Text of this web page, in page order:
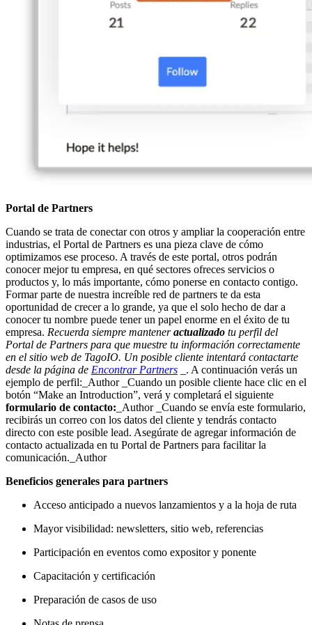
Portal de Partners
Cuando se trata de conectar con otros y ampliar la cooperación entre
industrias, el Portal de Partners es una pieza clave de cómo
optimizamos ese proceso. A través de este portal, otros podrán
conocer mejor tu empresa, en qué sectores ofreces servicios o
productos y, lo más importante, cómo ponerse en contacto contigo.
Formar parte de nuestra increíble red de partners te da esta
oportunidad de crecer a lo grande, ya que el solo hecho de dar a
conocer tu nombre puede tener un papel enorme en el éxito de tu
empresa. Recuerda siempre manteneractualizado tu perfil del
Portal de Partners para que muestre tu información correctamente
en el sitio web de TagoIO. Un posible cliente intentará contactarte
desde la página de Encontrar Partners _. A continuación verás un
ejemplo de perfil:_Author _Cuando un posible cliente hace clic en el
botón “Make an Introduction”, verá y completará el siguiente
formulario de contacto: _Author _Cuando se envía este formulario,
recibirás un correo con los datos del cliente y tendrás contacto
directo con este posible lead. Asegúrate de agregar información de
contacto actualizada en tu Portal de Partners para facilitar la
comunicación._Author
Beneficios generales para partners
Acceso anticipado a nuevos lanzamientos y a la hoja de ruta
Mayor visibilidad: newsletters, sitio web, referencias
Participación en eventos como expositor y ponente
Capacitación y certificación
Preparación de casos de uso